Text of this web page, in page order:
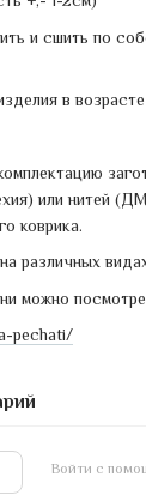
и сшить по
в
или нитей
коврика.
различных
можно
pechati/
Войти с